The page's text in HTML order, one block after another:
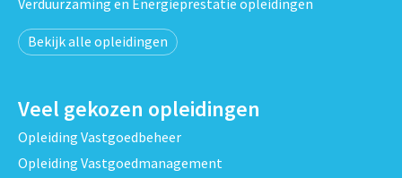
Bekijk alle opleidingen
Veel gekozen opleidingen
Opleiding Vastgoedbeheer
Opleiding Vastgoedmanagement